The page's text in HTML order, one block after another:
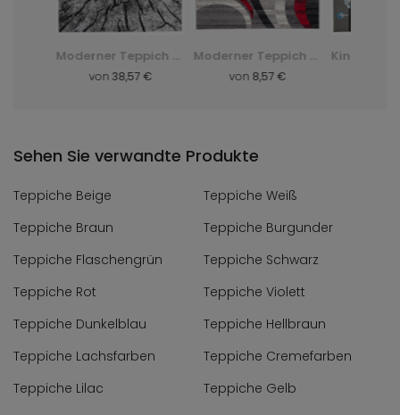
Moderner Teppich Q710A Luxury Pp Esm - weiß, biały
von 38,57 €
Moderner Teppich F844B Cheap Pp Crm - grau, szary
von 8,57 €
Sehen Sie verwandte Produkte
Teppiche Beige
Teppiche Weiß
Teppiche Braun
Teppiche Burgunder
Teppiche Flaschengrün
Teppiche Schwarz
Teppiche Rot
Teppiche Violett
Teppiche Dunkelblau
Teppiche Hellbraun
Teppiche Lachsfarben
Teppiche Cremefarben
Teppiche Lilac
Teppiche Gelb